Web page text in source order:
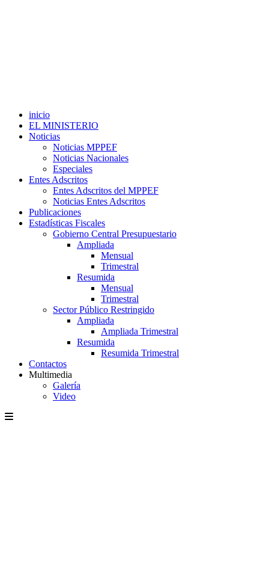
inicio
EL MINISTERIO
Noticias
Noticias MPPEF
Noticias Nacionales
Especiales
Entes Adscritos
Entes Adscritos del MPPEF
Noticias Entes Adscritos
Publicaciones
Estadísticas Fiscales
Gobierno Central Presupuestario
Ampliada
Mensual
Trimestral
Resumida
Mensual
Trimestral
Sector Público Restringido
Ampliada
Ampliada Trimestral
Resumida
Resumida Trimestral
Contactos
Multimedia
Galería
Video